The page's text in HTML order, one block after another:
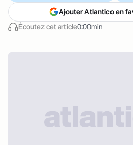
Écoutez cet article0:00min
Ajouter Atlantico en